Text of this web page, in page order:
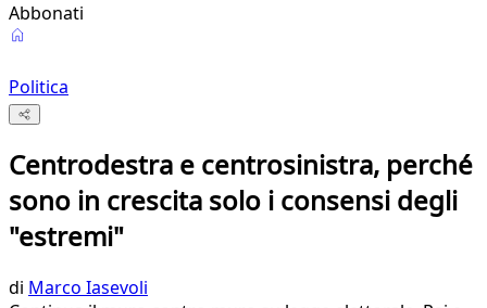
Abbonati
Politica
Centrodestra e centrosinistra, perché
sono in crescita solo i consensi degli
"estremi"
di Marco Iasevoli